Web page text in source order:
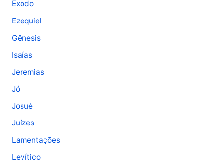
Êxodo
Ezequiel
Gênesis
Isaías
Jeremias
Jó
Josué
Juízes
Lamentações
Levítico